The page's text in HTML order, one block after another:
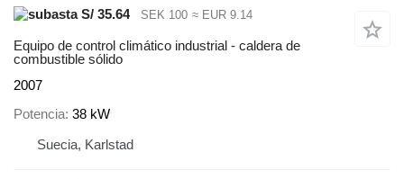
S/ 35.64
SEK 100 ≈ EUR 9.14
Equipo de control climático industrial - caldera de
combustible sólido
2007
Potencia 38 kW
Suecia, Karlstad